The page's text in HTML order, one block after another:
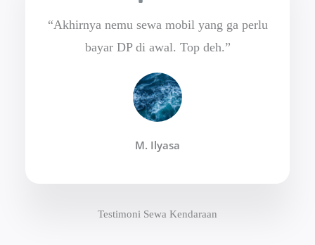
“Akhirnya nemu sewa mobil yang ga perlu
bayar DP di awal. Top deh.”
M. Ilyasa
Testimoni Sewa Kendaraan